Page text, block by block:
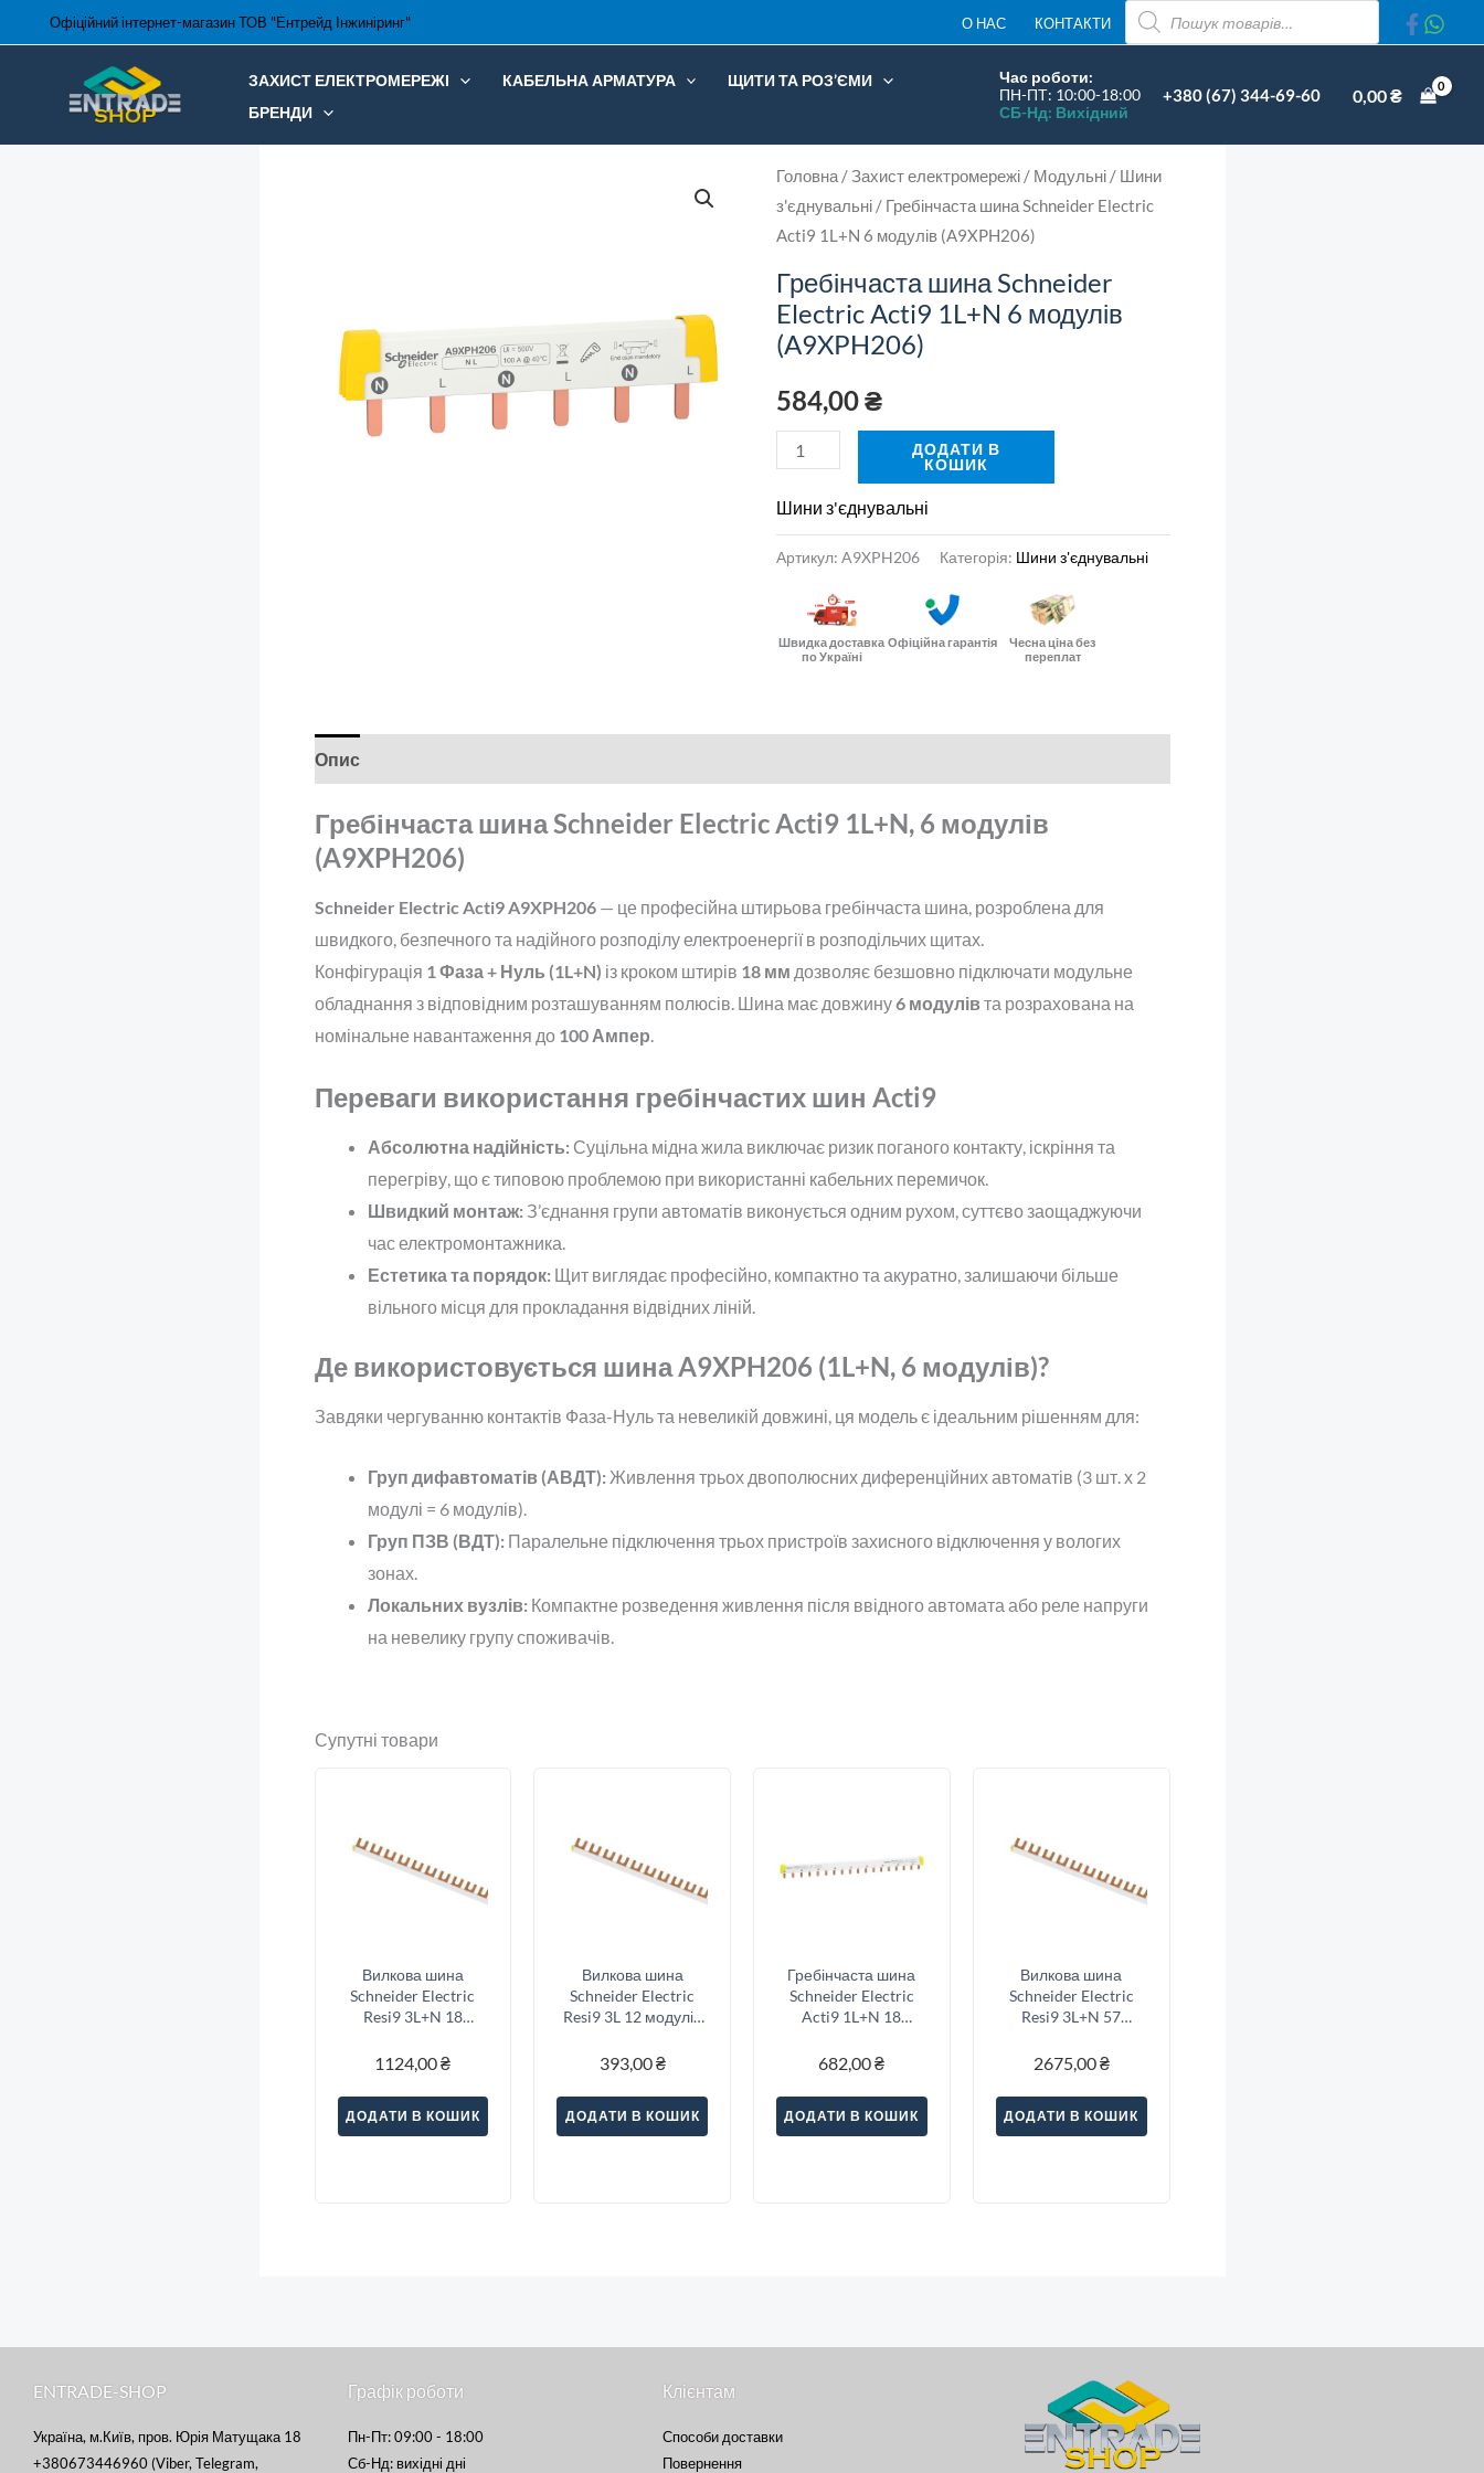
Перейти
до
Офіційний інтернет-магазин ТОВ "Ентрейд Інжиніринг" О НАС КОНТАКТИ
ПОШУК
ТОВАРІВ
ЗАХИСТ ЕЛЕКТРОМЕРЕЖІ КАБЕЛЬНА АРМАТУРА
ЩИТИ ТА РОЗ’ЄМИ
БРЕНДИ
Час роботи:
ПН-ПТ: 10:00-18:00
СБ-Нд: Вихідний
+380 (67) 344-69-60 0,00₴
Головна /Захист електромережі / Модульні / Шини
з'єднувальні / Гребінчаста шина Schneider Electric
Acti9 1L+N 6 модулів (A9XPH206)
Гребінчаста шина Schneider
Electric Acti9 1L+N 6 модулів
(A9XPH206)
584,00₴
Гребінчаста
шина
Schneider
Electric
Acti9
1L+N
модулів
(A9XPH206)
кількість
ДОДАТИ В
КОШИК
Шини з'єднувальні
Артикул: A9XPH206 Категорія: Шини з'єднувальні
Швидка доставка
по Україні
Офіційна гарантія
Чесна ціна без
переплат
Опис
Гребінчаста шина Schneider Electric Acti9 1L+N, 6 модулів
(A9XPH206)
Schneider Electric Acti9 A9XPH206— це професійна штирьова гребінчаста шина, розроблена для
швидкого, безпечного та надійного розподілу електроенергії в розподільчих щитах.
Конфігурація 1 Фаза + Нуль (1L+N) із кроком штирів 18 мм дозволяє безшовно підключати модульне
обладнання з відповідним розташуванням полюсів. Шина має довжину6 модулів та розрахована на
номінальне навантаження до 100 Ампер.
Переваги використання гребінчастих шин Acti9
Абсолютна надійність: Суцільна мідна жила виключає ризик поганого контакту, іскріння та
перегріву, що є типовою проблемою при використанні кабельних перемичок.
Швидкий монтаж: З’єднання групи автоматів виконується одним рухом, суттєво заощаджуючи
час електромонтажника.
Естетика та порядок: Щит виглядає професійно, компактно та акуратно, залишаючи більше
вільного місця для прокладання відвідних ліній.
Де використовується шина A9XPH206 (1L+N, 6 модулів)?
Завдяки чергуванню контактів Фаза-Нуль та невеликій довжині, ця модель є ідеальним рішенням для:
Груп дифавтоматів (АВДТ): Живлення трьох двополюсних диференційних автоматів (3 шт. х 2
модулі = 6 модулів).
Груп ПЗВ (ВДТ): Паралельне підключення трьох пристроїв захисного відключення у вологих
зонах.
Локальних вузлів: Компактне розведення живлення після ввідного автомата або реле напруги
на невелику групу споживачів.
Супутні товари
Вилкова шина
Schneider Electric
Resi9 3L+N 18
1124,00₴
ДОДАТИ В КОШИК
Вилкова шина
Schneider Electric
Resi9 3L 12 модулів
393,00₴
ДОДАТИ В КОШИК
Гребінчаста шина
Schneider Electric
Acti9 1L+N 18
(A9XPH218)
682,00₴
ДОДАТИ В КОШИК
Вилкова шина
Schneider Electric
Resi9 3L+N 57
2675,00₴
ДОДАТИ В КОШИК
ENTRADE-SHOP
Україна, м.Київ, пров. Юрія Матущака 18
+380673446960 (Viber, Telegram,
Графік роботи
Пн-Пт: 09:00 - 18:00
Сб-Нд: вихідні дні
Клієнтам
Способи доставки
Повернення
Electric
Acti9
1L+N
модулів
(A9XPH206)
кількість